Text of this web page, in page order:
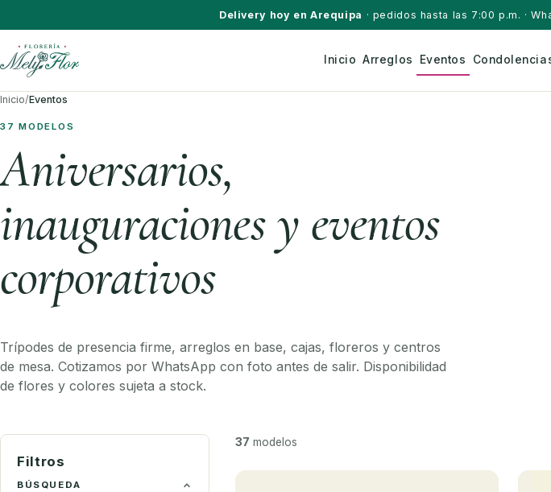
Delivery hoy en Arequipa · pedidos hasta las 7:00 p.m. ·
Inicio Arreglos Eventos
Inicio/Eventos
37 MODELOS
Aniversarios,
inauguraciones y eventos
corporativos
Trípodes de presencia firme, arreglos en base, cajas, floreros y centros
de mesa. Cotizamos por WhatsApp con foto antes de salir. Disponibilidad
de flores y colores sujeta a stock.
Filtros
BÚSQUEDA
37 modelos